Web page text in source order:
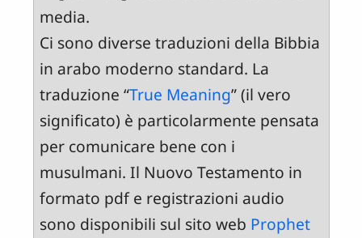
media.
Ci sono diverse traduzioni della Bibbia
in arabo moderno standard. La
traduzione “True Meaning” (il vero
significato) è particolarmente pensata
per comunicare bene con i
musulmani. Il Nuovo Testamento in
formato pdf e registrazioni audio
sono disponibili sul sito web Prophet